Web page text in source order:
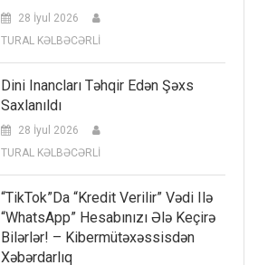
28 İyul 2026
TURAL KƏLBƏCƏRLİ
Dini Inancları Təhqir Edən Şəxs
Saxlanıldı
28 İyul 2026
TURAL KƏLBƏCƏRLİ
“TikTok”da “kredit Verilir” Vədi Ilə
“WhatsApp” Hesabınızı Ələ Keçirə
Bilərlər! – Kibermütəxəssisdən
Xəbərdarlıq